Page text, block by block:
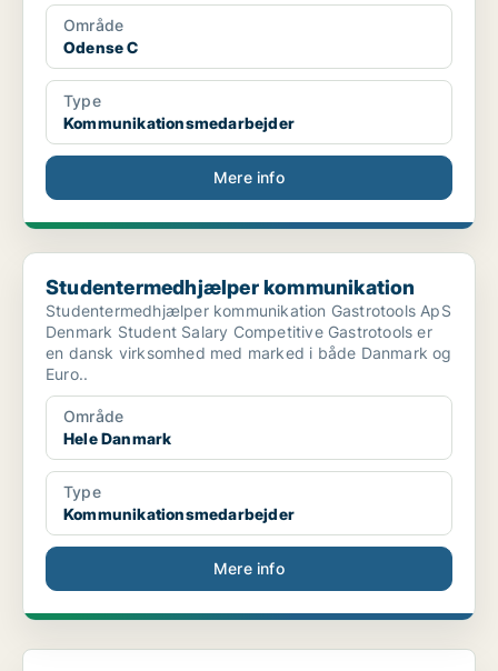
Område
Odense C
Type
Kommunikationsmedarbejder
Mere info
Studentermedhjælper kommunikation
Studentermedhjælper kommunikation
Studentermedhjælper kommunikation Gastrotools ApS
Denmark Student Salary Competitive Gastrotools er
en dansk virksomhed med marked i både Danmark og
Euro..
Område
Hele Danmark
Type
Kommunikationsmedarbejder
Mere info